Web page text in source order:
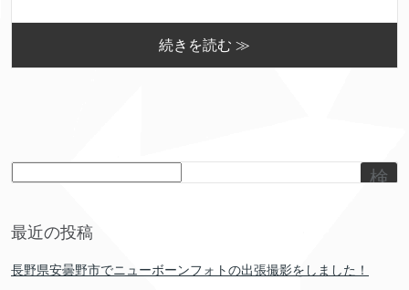
続きを読む ≫
検
最近の投稿
長野県安曇野市でニューボーンフォトの出張撮影をしました！